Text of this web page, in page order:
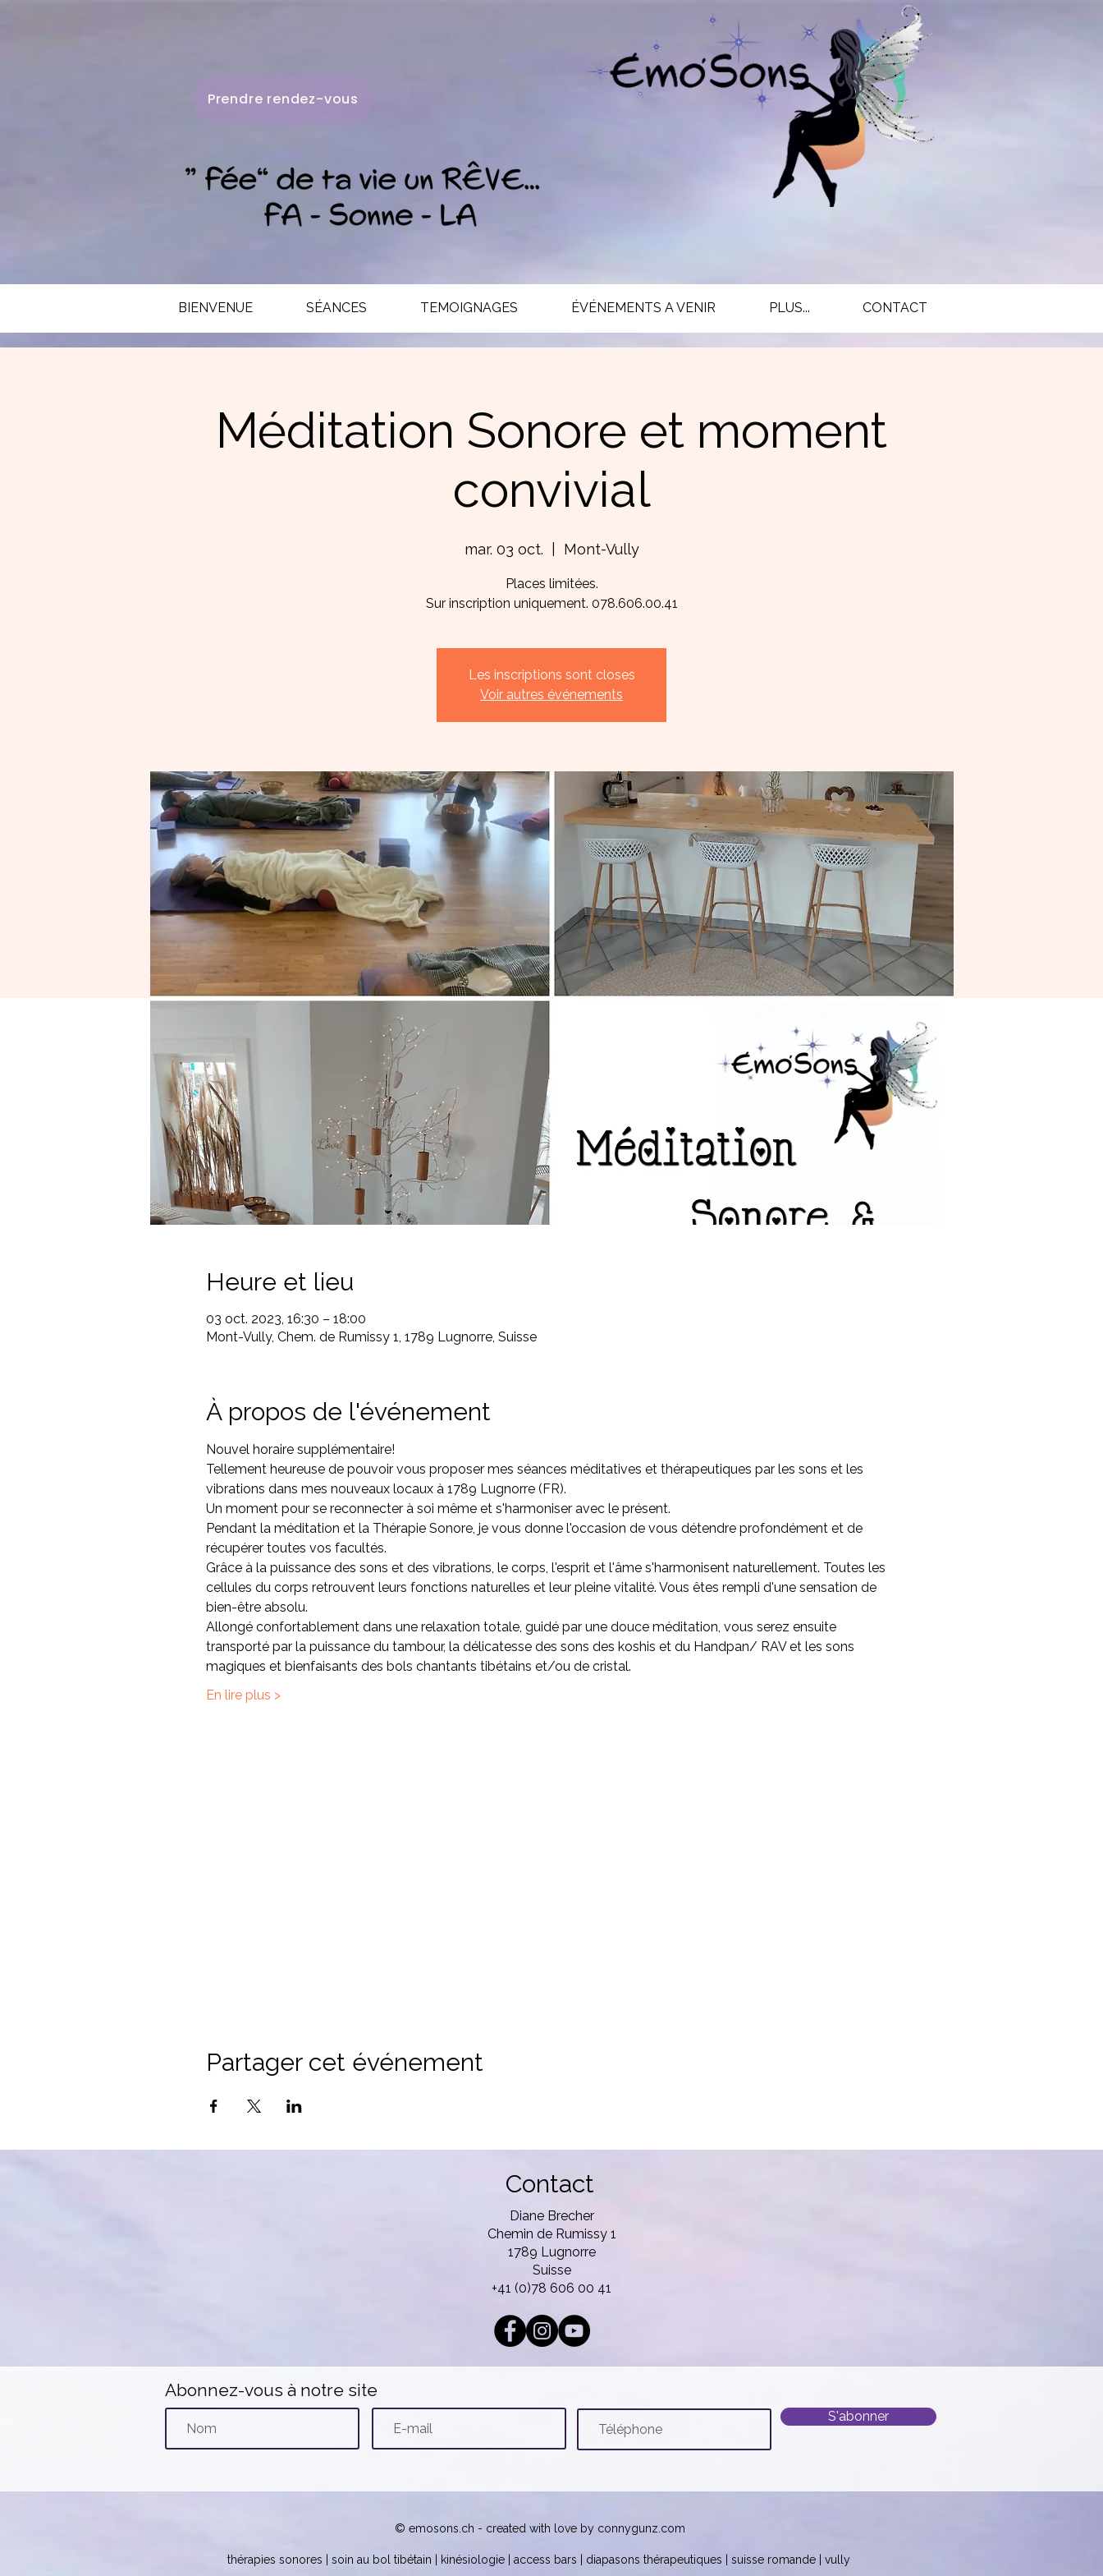
Prendre rendez-vous
BIENVENUE SÉANCES TEMOIGNAGES ÉVÉNEMENTS A VENIR PLUS... CONTACT
Méditation Sonore et moment
convivial
mar. 03 oct. Mont-Vully
Places limitées.
Sur inscription uniquement. 078.606.00.41
Les inscriptions sont closes
Voir autres événements
Heure et lieu
03 oct. 2023, 16:30 – 18:00
Mont-Vully, Chem. de Rumissy 1, 1789 Lugnorre, Suisse
À propos de l'événement
Nouvel horaire supplémentaire!
Tellement heureuse de pouvoir vous proposer mes séances méditatives et thérapeutiques par les sons et les
vibrations dans mes nouveaux locaux à 1789 Lugnorre (FR).
Un moment pour se reconnecter à soi même et s'harmoniser avec le présent.
Pendant la méditation et la Thérapie Sonore, je vous donne l'occasion de vous détendre profondément et de
récupérer toutes vos facultés.
Grâce à la puissance des sons et des vibrations, le corps, l'esprit et l'âme s'harmonisent naturellement. Toutes les
cellules du corps retrouvent leurs fonctions naturelles et leur pleine vitalité. Vous êtes rempli d'une sensation de
bien-être absolu.
Allongé confortablement dans une relaxation totale, guidé par une douce méditation, vous serez ensuite
transporté par la puissance du tambour, la délicatesse des sons des koshis et du Handpan/ RAV et les sons
magiques et bienfaisants des bols chantants tibétains et/ou de cristal.
En lire plus >
Partager cet événement
Contact
Diane Brecher
Chemin de Rumissy 1
1789 Lugnorre
Suisse
+41 (0)78 606 00 41
Abonnez-vous à notre site
S'abonner
© emosons.ch - created with love by connygunz.com
thérapies sonores | soin au bol tibétain | kinésiologie | access bars | diapasons thérapeutiques | suisse romande | vully